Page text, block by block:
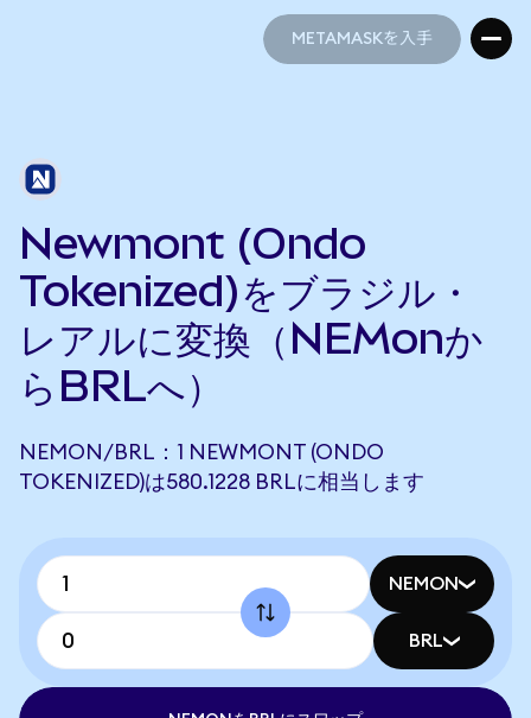
METAMASKを入手
Newmont (Ondo
Tokenized)をブラジル・
レアルに変換（NEMonか
らBRLへ）
NEMON/BRL：1 NEWMONT (ONDO
TOKENIZED)は580.1228 BRLに相当します
NEMON
BRL